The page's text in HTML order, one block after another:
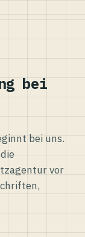
bei
bei uns.
vor